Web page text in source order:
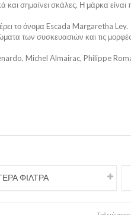
και σημαίνει σκάλες. Η μάρκα
το όνομα Escada Margaretha Ley.
των συσκευασιών και τις
Michel Almairac, Philippe
ΦΙΛΤΡΑ